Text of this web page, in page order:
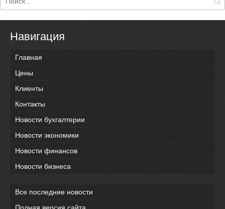
Навигация
Главная
Цены
Клиенты
Контакты
Новости бухгалтерии
Новости экономики
Новости финансов
Новости бизнеса
Все последние новости